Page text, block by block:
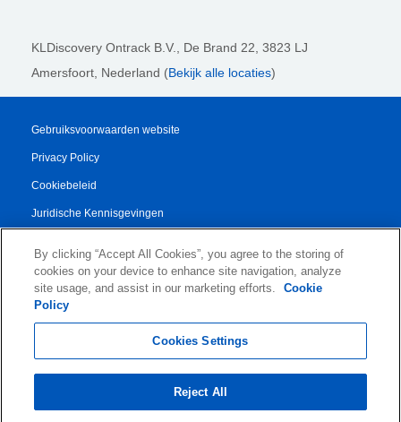
KLDiscovery Ontrack B.V., De Brand 22, 3823 LJ
Amersfoort, Nederland (Bekijk alle locaties)
Gebruiksvoorwaarden website
Privacy Policy
Cookiebeleid
Juridische Kennisgevingen
Algemene Voorwaarden
Authorised Partner Agreement
By clicking “Accept All Cookies”, you agree to the storing of
cookies on your device to enhance site navigation, analyze
site usage, and assist in our marketing efforts.
Cookie
Policy
Cookies Settings
Reject All